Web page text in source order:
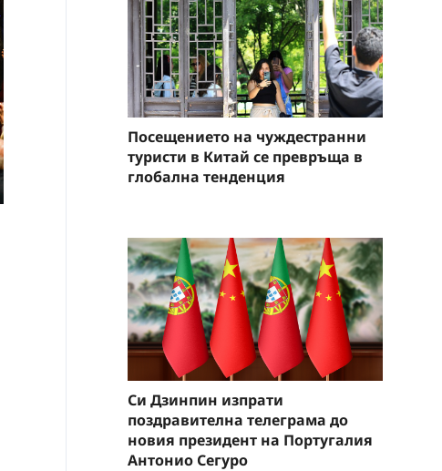
Посещението на чуждестранни
туристи в Китай се превръща в
глобална тенденция
Си Дзинпин изпрати
поздравителна телеграма до
новия президент на Португалия
Антонио Сегуро